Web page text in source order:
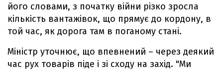
його словами, з початку війни різко зросла
кількість вантажівок, що прямує до кордону, в
той час, як дорога там в поганому стані.
Міністр уточнює, що впевнений – через деякий
час рух товарів піде і зі сходу на захід. "Ми